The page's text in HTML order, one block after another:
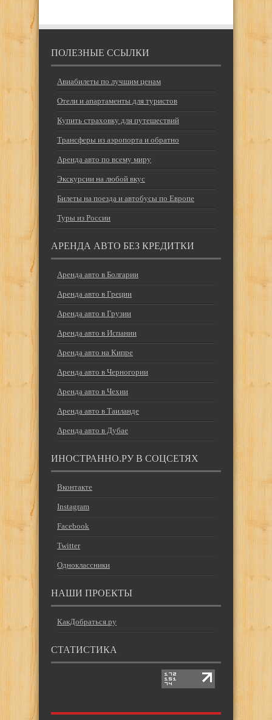
ПОЛЕЗНЫЕ ССЫЛКИ
Авиабилеты по лучшим ценам
Отели и апартаменты для туристов
Купить страховку для путешествий
Трансферы из аэропорта и обратно
Аренда авто по всему миру
Экскурсии на любой вкус
Билеты на поезда и автобусы по Европе
Туры из России
АРЕНДА АВТО БЕЗ КРЕДИТКИ
Аренда авто в Болгарии
Аренда авто в Греции
Аренда авто в Грузии
Аренда авто в Испании
Аренда авто на Кипре
Аренда авто в Черногории
Аренда авто в Чехии
Аренда авто в Таиланде
Аренда авто в Дубае
ИНОСТРАННО.РУ В СОЦСЕТЯХ
Вконтакте
Instagram
Facebook
Twitter
Одноклассники
НАШИ ПРОЕКТЫ
КакДобраться.ру
СТАТИСТИКА